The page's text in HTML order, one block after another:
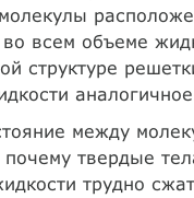
всем объеме
структуре
между
почему твердые
трудно